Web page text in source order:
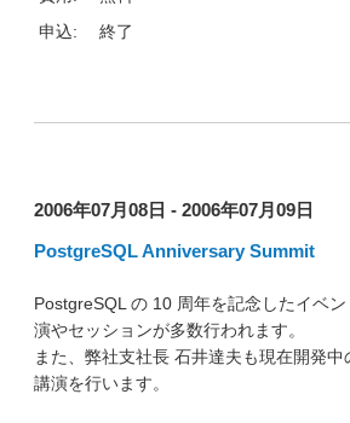
申込:
終了
2006年07月08日 - 2006年07月09日
PostgreSQL Anniversary Summit
PostgreSQL の 10 周年を記念したイベ
演やセッションが多数行われます。
また、弊社支社長 石井達夫も現在開発
講演を行います。